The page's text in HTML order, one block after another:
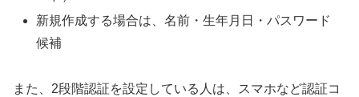
新規作成する場合は、名前・生年月日・パスワード
候補
また、2段階認証を設定している人は、スマホなど認証コ